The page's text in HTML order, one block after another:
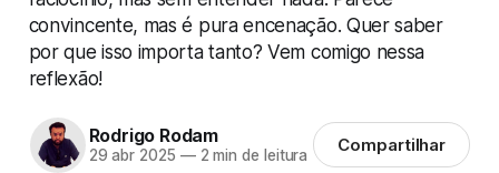
convincente, mas é pura encenação. Quer saber
por que isso importa tanto? Vem comigo nessa
reflexão!
Rodrigo Rodam
29 abr 2025 —2 min de leitura Compartilhar